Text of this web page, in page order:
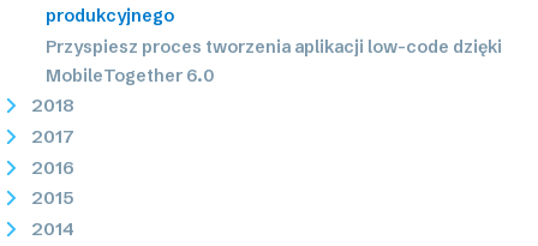
produkcyjnego
Przyspiesz proces tworzenia aplikacji low-code dzięki
MobileTogether 6.0
2018
2017
2016
2015
2014